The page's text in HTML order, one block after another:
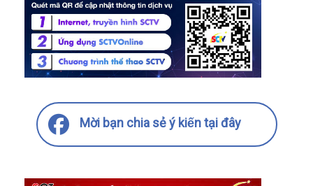
Mời bạn chia sẻ ý kiến tại đây